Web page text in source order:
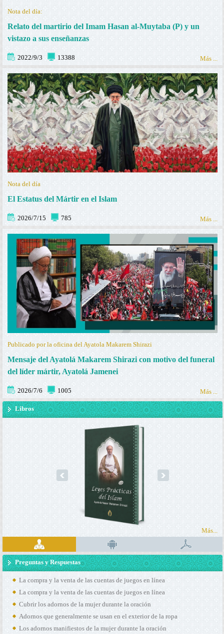
Nota del día:
Relato del martirio del Imam Hasan al-Muytaba (P) y un
vistazo a sus enseñanzas
2022/9/3 13388 Más ...
Nota del día
El Estatus del Mártir en el Islam
2026/7/15 785 Más ...
Publicado por la oficina del Ayatola Makarem Shirazi
Mensaje del Ayatolá Makarem Shirazi con motivo del funeral
del líder mártir, Ayatolá Jamenei
2026/7/6 1005 Más ...
Libros
prev next
Más...
Preguntas y Respuestas
La compra y la venta de las cuentas de juegos en línea
La compra y la venta de las cuentas de juegos en línea
Cubrir los adornos de la mujer durante la oración
Adornos que generalmente se usan en el exterior de la ropa
Los adornos manifiestos de la mujer durante la oración